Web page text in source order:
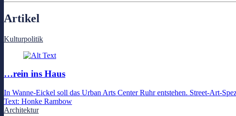
Artikel
Kulturpolitik
…rein ins Haus
In Wanne-Eickel soll das Urban Arts Center Ruhr entstehen. Street-Art-
Text: Honke Rambow
Architektur